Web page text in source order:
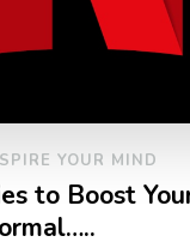
YOUR MIND
to Boost